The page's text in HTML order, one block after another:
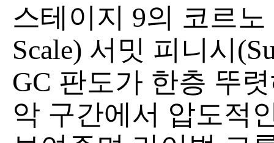
스테이지 9의 코르
Scale) 서밋 피니시
GC 판도가 한층 뚜
악 구간에서 압도적